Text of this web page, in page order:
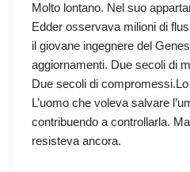
Molto lontano. Nel suo
Edder osservava milioni di
il giovane ingegnere del
aggiornamenti. Due secoli di
Due secoli di
L’uomo che voleva salvare
contribuendo a controllarla.
resisteva ancora.